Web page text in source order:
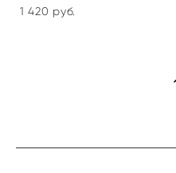
1 420 pуб.